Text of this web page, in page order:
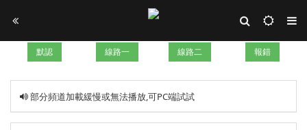
默認 線路一 線路二 報錯
部分頻道加載緩慢或無法播放,可PC端試試